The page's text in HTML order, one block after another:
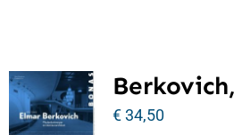
€34,50